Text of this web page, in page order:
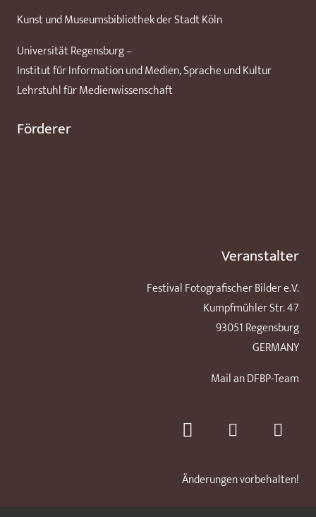
Kunst und Museumsbibliothek der Stadt Köln
Universität Regensburg –
Institut für Information und Medien, Sprache und Kultur
Lehrstuhl für Medienwissenschaft
Förderer
Veranstalter
Festival Fotografischer Bilder e.V.
Kumpfmühler Str. 47
93051 Regensburg
GERMANY
Mail an DFBP-Team
Änderungen vorbehalten!